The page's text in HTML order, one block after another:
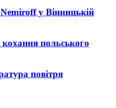
у Вінницькій
кохання польського
повітря